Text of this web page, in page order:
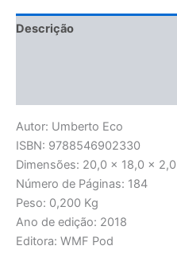
Descrição
Autor: Umberto Eco
ISBN: 9788546902330
Dimensões: 20,0 x 18,0 x 2,0
Número de Páginas: 184
Peso: 0,200 Kg
Ano de edição: 2018
Editora: WMF Pod